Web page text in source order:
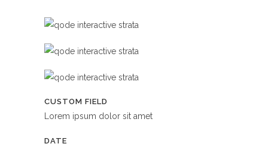
CUSTOM FIELD
Lorem ipsum dolor sit amet
DATE